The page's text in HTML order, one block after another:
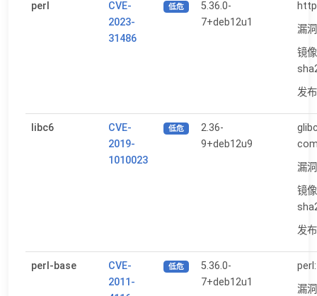
perl
CVE-
2023-
31486
低危
5.36.0-
7+deb12u1
漏
镜
发
libc6
CVE-
2019-
1010023
低危
2.36-
9+deb12u9
漏
镜
发
perl-base
CVE-
2011-
低危
5.36.0-
7+deb12u1
漏